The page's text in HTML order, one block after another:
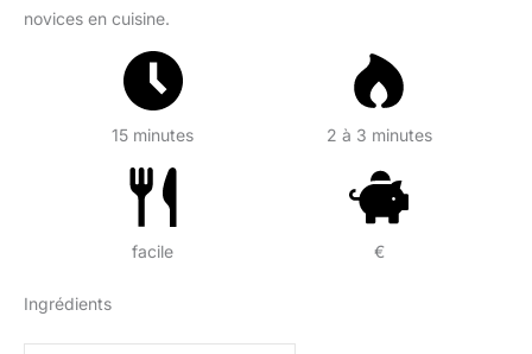
novices en cuisine.
15 minutes 2 à 3 minutes
facile €
Ingrédients